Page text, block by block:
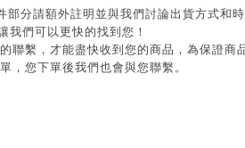
分請額外註明並與我們討論出貨方式和時
我們可以更快的找到您！
繫，才能盡快收到您的商品，為保證商
，您下單後我們也會與您聯繫。